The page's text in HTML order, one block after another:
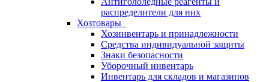
распределители для них
Хозтовары
Хозинвентарь и принадлежности
Средства индивидуальной защиты
Знаки безопасности
Уборочный инвентарь
Инвентарь для складов и магазинов